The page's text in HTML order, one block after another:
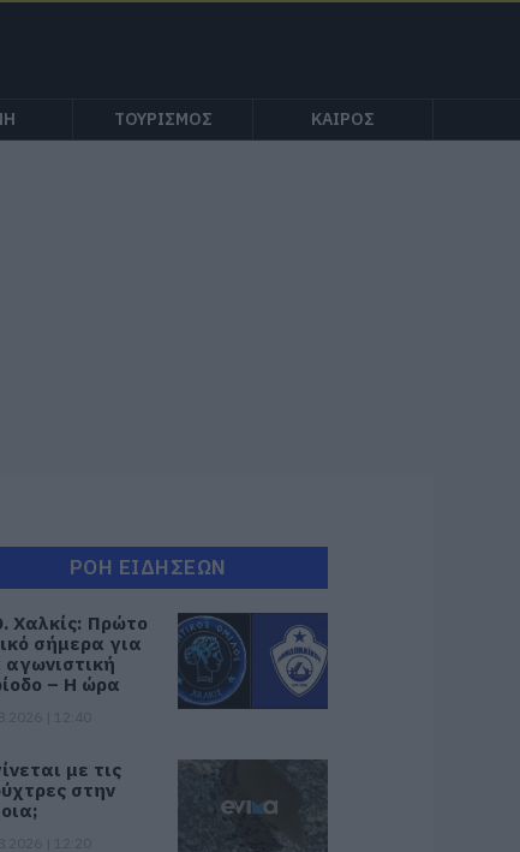
ΤΟΥΡΙΣΜΟΣ ΚΑΙΡΟΣ
ΡΟΗ ΕΙΔΗΣΕΩΝ
Χαλκίς: Πρώτο
σήμερα για
αγωνιστική
– Η ώρα
με τις
στην